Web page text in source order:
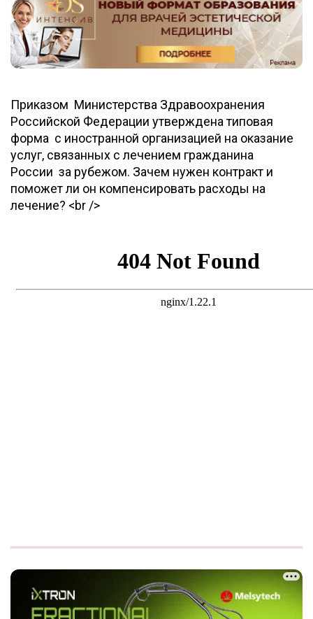
Приказом Министерства Здравоохранения
Российской Федерации утверждена типовая
форма с иностранной организацией на оказание
услуг, связанных с лечением гражданина
России за рубежом. Зачем нужен контракт и
поможет ли он компенсировать расходы на
лечение? <br />